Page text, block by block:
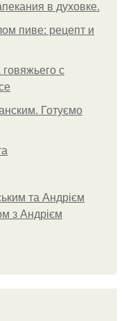
в духовке.
пиве: рецепт и
с
Готуємо
та Андрієм
з Андрієм